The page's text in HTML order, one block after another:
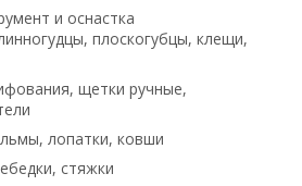
и оснастка
плоскогубцы, клещи,
щетки ручные,
лопатки, ковши
стяжки